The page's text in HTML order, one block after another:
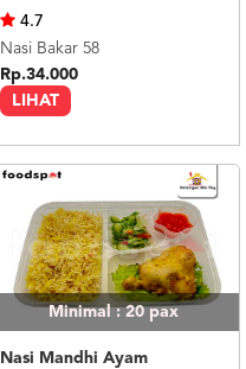
LIHAT
4.7
Nasi Bakar 58
Rp.34.000
Minimal : 20pax
Nasi Mandhi Ayam